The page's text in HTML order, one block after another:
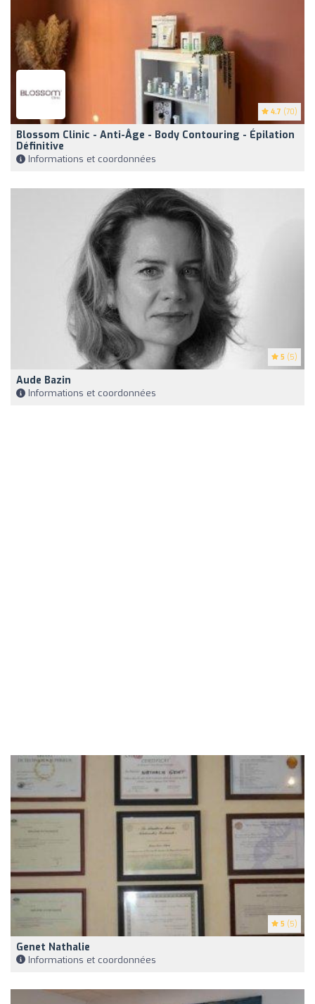
4.7 (70)
Blossom Clinic - Anti-Âge - Body Contouring - Épilation
Définitive
Informations et coordonnées
5 (5)
Aude Bazin
Informations et coordonnées
5 (5)
Genet Nathalie
Informations et coordonnées